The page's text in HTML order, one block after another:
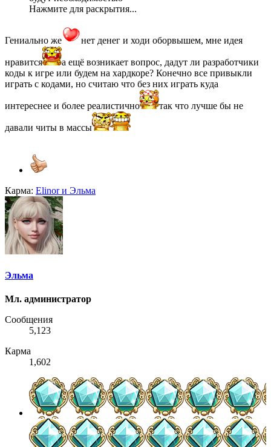
Нажмите для раскрытия...
Гениально же нет денег и ходи оборвышем, мне идея
нравится
а ещё возникает вопрос, дадут ли разработчики
коды к игре или будем на хардкоре? Конечно все привыкли
играть с кодами, но считаю что без них играть куда
интереснее и более реалистично так что лучше бы не
давали читы в массы
Карма: Elinorи Эльма
Эльма
Мл. администратор
Сообщения
5,123
Карма
1,602